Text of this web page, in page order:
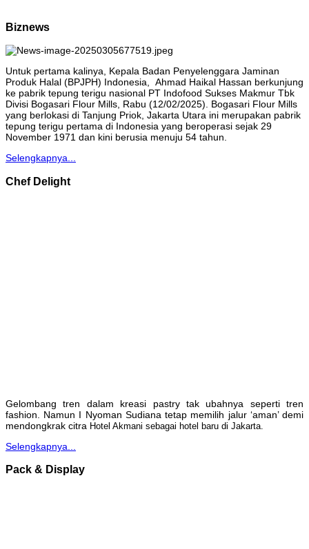
Biznews
Untuk pertama kalinya, Kepala Badan Penyelenggara Jaminan
Produk Halal (BPJPH) Indonesia, Ahmad Haikal Hassan berkunjung
ke pabrik tepung terigu nasional PT Indofood Sukses Makmur Tbk
Divisi Bogasari Flour Mills, Rabu (12/02/2025). Bogasari Flour Mills
yang berlokasi di Tanjung Priok, Jakarta Utara ini merupakan pabrik
tepung terigu pertama di Indonesia yang beroperasi sejak 29
November 1971 dan kini berusia menuju 54 tahun.
Selengkapnya...
Chef Delight
Gelombang tren dalam kreasi pastry tak ubahnya seperti tren
fashion. Namun I Nyoman Sudiana tetap memilih jalur ‘aman’ demi
mendongkrak citra Hotel Akmani sebagai hotel baru di Jakarta.
Selengkapnya...
Pack & Display